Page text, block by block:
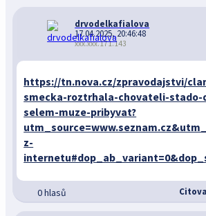
drvodelkafialova
17.04.2025, 20:46:48
xxx.xxx.171.143
https://tn.nova.cz/zpravodajstvi/
smecka-roztrhala-chovateli-stado-
selem-muze-pribyvat?
z-
0 hlasů